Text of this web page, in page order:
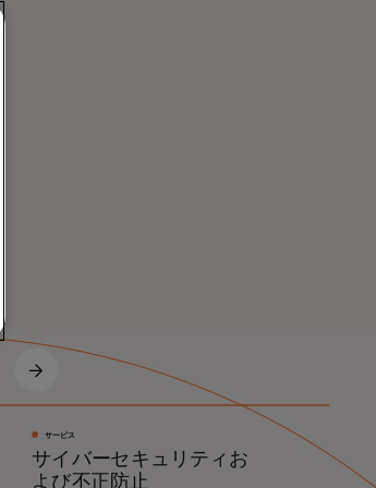
サービス
サイバーセキュリティお
よび不正防止